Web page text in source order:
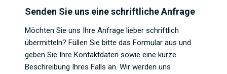
Senden Sie uns eine schriftliche Anfrage
Möchten Sie uns Ihre Anfrage lieber schriftlich
übermitteln? Füllen Sie bitte das Formular aus und
geben Sie Ihre Kontaktdaten sowie eine kurze
Beschreibung Ihres Falls an. Wir werden uns